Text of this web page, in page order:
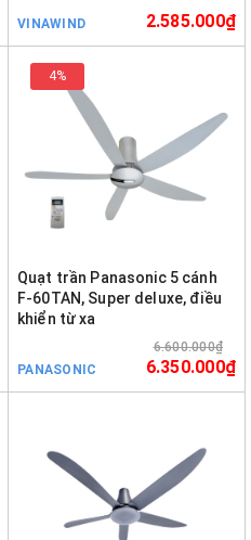
VINAWIND 2.585.000₫
4%
Quạt trần Panasonic 5 cánh
F-60TAN, Super deluxe, điều
khiển từ xa
PANASONIC
6.600.000₫
6.350.000₫